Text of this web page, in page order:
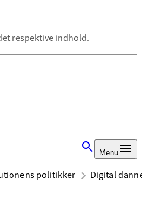
respektive indhold.
Menu
politikker Digital